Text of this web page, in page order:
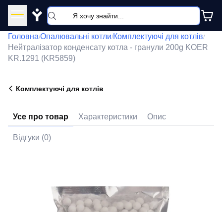
Y
Головна/Опалювальні котли/Комплектуючі для котлів/
Нейтралізатор конденсату котла - гранули 200g KOER
KR.1291 (KR5859)
Комплектуючі для котлів
Усе про товар Характеристики Опис
Відгуки (0)